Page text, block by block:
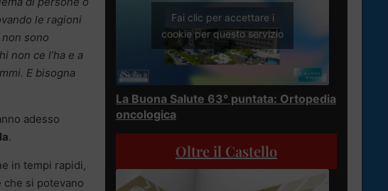
le ragioni
non sono
non ce l’ha e a
E bisogna
adesso
.
in tempi rapidi,
che si potevano
Fai clic per accettare i
cookie per questo servizio
La Buona Salute 63° puntata: Ortopedia
oncologica
Oltre il Castello